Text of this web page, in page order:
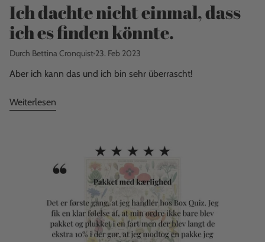
Ich dachte nicht einmal, dass
ich es finden könnte.
Durch Bettina Cronquist 23. Feb 2023
Aber ich kann das und ich bin sehr überrascht!
Weiterlesen